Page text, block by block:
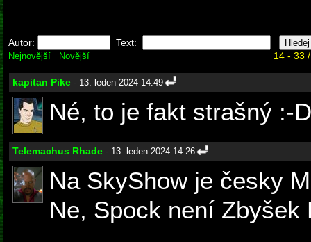
Autor: Text:
Nejnovější Novější 14 - 33
kapitan Pike - 13. leden 2024 14:49
Né, to je fakt strašný :-D
Telemachus Rhade - 13. leden 2024 14:26
Na SkyShow je česky
Ne, Spock není Zbyšek